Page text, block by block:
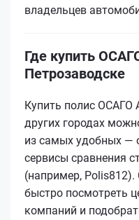
владельцев
Где купить
Петрозаводске
Купить полис ОСАГО
других городах
из самых удобных —
сервисы сравнения
(например,
быстро посмотреть
компаний и